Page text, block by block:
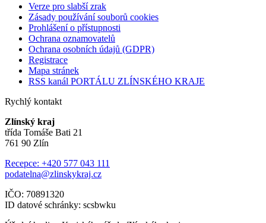
Verze pro slabší zrak
Zásady používání souborů cookies
Prohlášení o přístupnosti
Ochrana oznamovatelů
Ochrana osobních údajů (GDPR)
Registrace
Mapa stránek
RSS kanál PORTÁLU ZLÍNSKÉHO KRAJE
Rychlý kontakt
Zlínský kraj
třída Tomáše Bati 21
761 90 Zlín
Recepce: +420 577 043 111
podatelna@zlinskykraj.cz
IČO: 70891320
ID datové schránky: scsbwku